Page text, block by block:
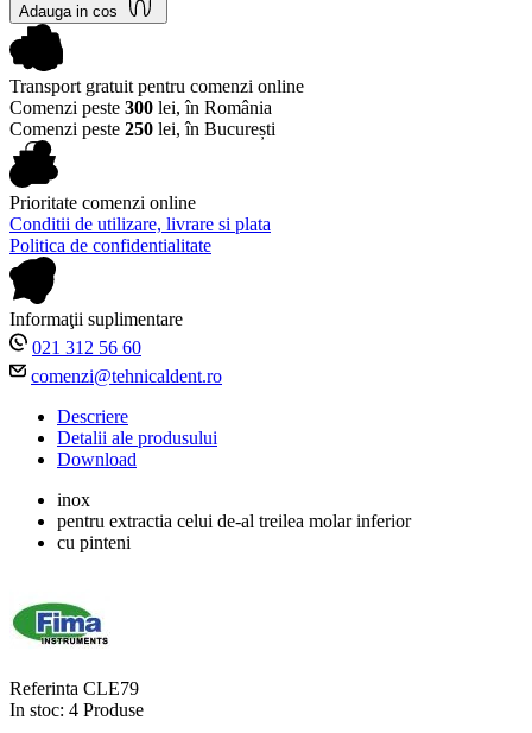
Adauga in cos
Transport gratuit pentru comenzi online
Comenzi peste 300 lei, în România
Comenzi peste 250 lei, în București
Prioritate comenzi online
Conditii de utilizare, livrare si plata
Politica de confidentialitate
Informaţii suplimentare
021 312 56 60
comenzi@tehnicaldent.ro
Descriere
Detalii ale produsului
Download
inox
pentru extractia celui de-al treilea molar inferior
cu pinteni
Referinta CLE79
In stoc: 4 Produse